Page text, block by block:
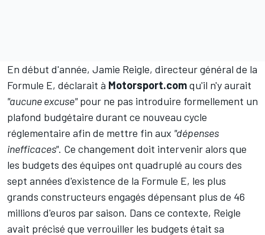
En début d'année, Jamie Reigle, directeur général de la
Formule E, déclarait à Motorsport.comqu'il n'y aurait
"aucune excuse"pour ne pas introduire formellement un
plafond budgétaire durant ce nouveau cycle
réglementaire afin de mettre fin aux "dépenses
inefficaces". Ce changement doit intervenir alors que
les budgets des équipes ont quadruplé au cours des
sept années d'existence de la Formule E, les plus
grands constructeurs engagés dépensant plus de 46
millions d'euros par saison. Dans ce contexte, Reigle
avait précisé que verrouiller les budgets était sa